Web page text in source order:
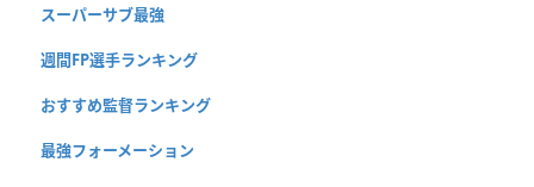
スーパーサブ最強
週間FP選手ランキング
おすすめ監督ランキング
最強フォーメーション